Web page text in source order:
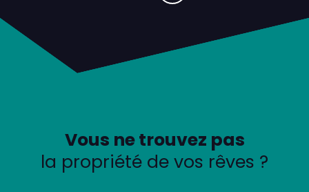
Vous ne trouvez pas
la propriété de vos rêves ?